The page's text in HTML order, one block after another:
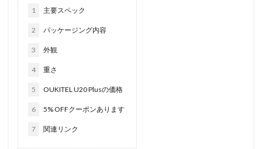
1 主要スペック
2 パッケージング内容
3 外観
4 重さ
5 OUKITEL U20 Plusの価格
6 5% OFFクーポンあります
7 関連リンク